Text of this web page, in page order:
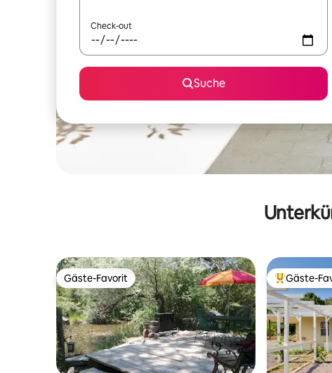
Check-out
Suche
Gäste-Favorit
Gäste-Favorit Beliebter
Gäste-